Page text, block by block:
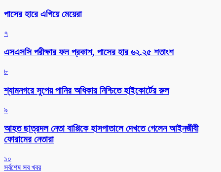
পাসের হারে এগিয়ে মেয়েরা
৭
এসএসসি পরীক্ষার ফল প্রকাশ, পাসের হার ৬২.২৫ শতাংশ
৮
শ্যামনগরে সুপেয় পানির অধিকার নিশ্চিতে হাইকোর্টের রুল
৯
আহত ছাত্রদল নেতা বাপ্পিকে হাসপাতালে দেখতে গেলেন আইনজীবী
ফোরামের নেতারা
১০
সর্বশেষ সব খবর